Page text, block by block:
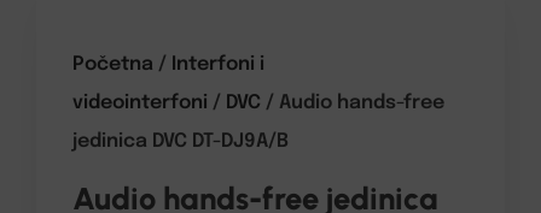
Početna / Interfoni i
videointerfoni / DVC / Audio hands-free
jedinica DVC DT-DJ9A/B
Audio hands-free jedinica